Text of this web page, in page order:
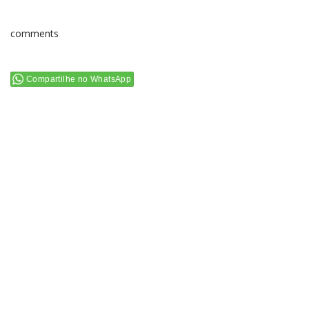
comments
Compartilhe no WhatsApp